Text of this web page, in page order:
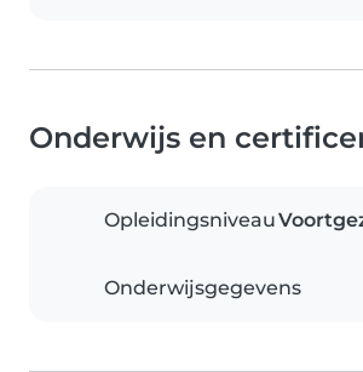
Onderwijs en
Opleidingsniveau
Onderwijsgegevens